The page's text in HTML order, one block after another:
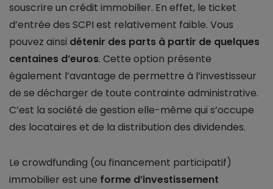
souscrire un crédit immobilier. En effet, le ticket
d’entrée des SCPI est relativement faible. Vous
pouvez ainsi détenir des parts à partir de quelques
centaines d’euros. Cette option présente
également l’avantage de permettre à l’investisseur
de se décharger de toute contrainte administrative.
C’est la société de gestion elle-même qui s’occupe
des locataires et de la distribution des dividendes.
Le crowdfunding (ou financement participatif)
immobilier est une forme d’investissement